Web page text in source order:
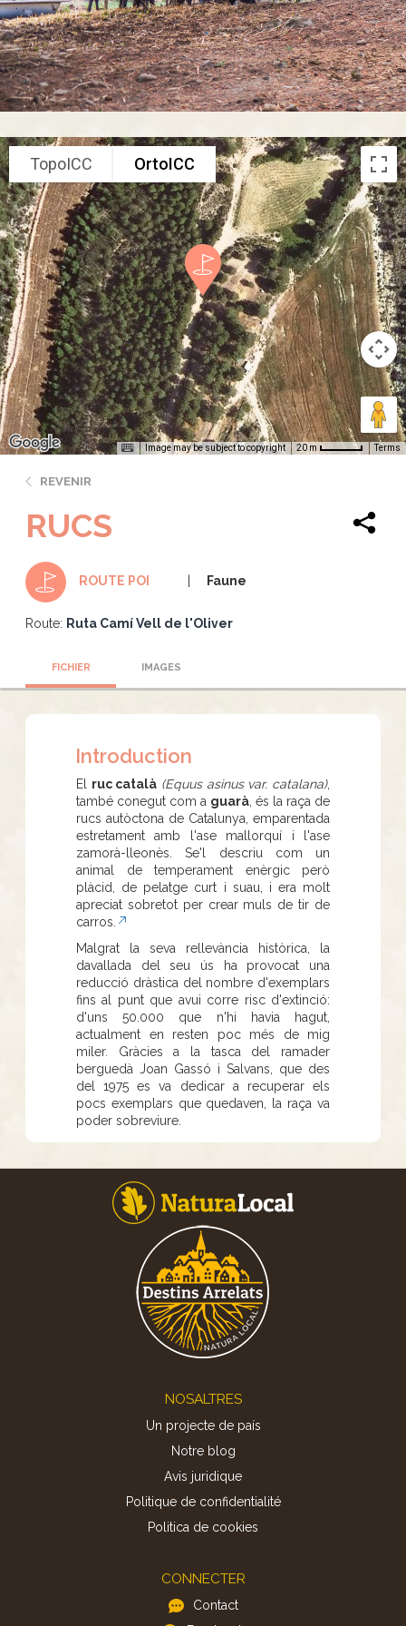
TopoICC OrtoICC
Image may be subject to copyright 20 m Terms
REVENIR
RUCS
ROUTE POI Faune
Route: Ruta Camí Vell de l'Oliver
FICHIER IMAGES
Introduction
El ruc català (Equus asinus var. catalana),
també conegut com a guarà , és la raça de
rucs autòctona de Catalunya, emparentada
estretament amb l'ase mallorquí i l'ase
zamorà-lleonès. Se'l descriu com un
animal de temperament enèrgic però
plàcid, de pelatge curt i suau, i era molt
apreciat sobretot per crear muls de tir de
carros.
Malgrat la seva rellevància històrica, la
davallada del seu ús ha provocat una
reducció dràstica del nombre d'exemplars
fins al punt que avui corre risc d'extinció:
d'uns 50.000 que n'hi havia hagut,
actualment en resten poc més de mig
miler. Gràcies a la tasca del ramader
berguedà Joan Gassó i Salvans, que des
del 1975 es va dedicar a recuperar els
pocs exemplars que quedaven, la raça va
poder sobreviure.
NOSALTRES
Un projecte de país
Notre blog
Avis juridique
Politique de confidentialité
Politica de cookies
CONNECTER
Contact